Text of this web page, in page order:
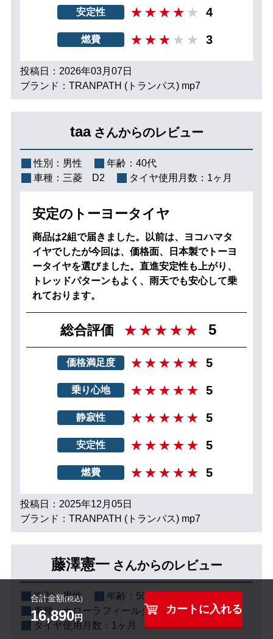
合計金額(税込)
16,890円
カートに入れる
安定性 4
燃費 3
投稿日：2026年03月07日
ブランド：TRANPATH (トランパス) mp7
taa さんからのレビュー
性別： 男性 年齢： 40代
車種： 三菱 D2 タイヤ使用月数： 1ヶ月
安定のトーヨータイヤ
商品は2組で届きました。以前は、ヨコハマタ
イヤでしたが今回は、価格面、日本製でトーヨ
ータイヤを選びました。直進安定性も上がり、
トレッドパターンもよく、雨天でも安心して乗
れております。
総合評価 5
価格満足度 5
乗り心地 5
静寂性 5
安定性 5
燃費 5
投稿日：2025年12月05日
ブランド：TRANPATH (トランパス) mp7
藤澤憲一 さんからのレビュー
性別：男性 年齢： 50代
車種：カローラフィールダーハイブリッド
タイヤ使用月数： 1ヶ月